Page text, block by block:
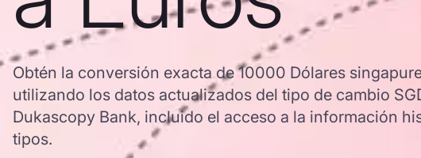
Obtén la conversión exacta de 10000 Dólares
utilizando los datos actualizados del tipo de cambio
Dukascopy Bank, incluido el acceso a la información
tipos.